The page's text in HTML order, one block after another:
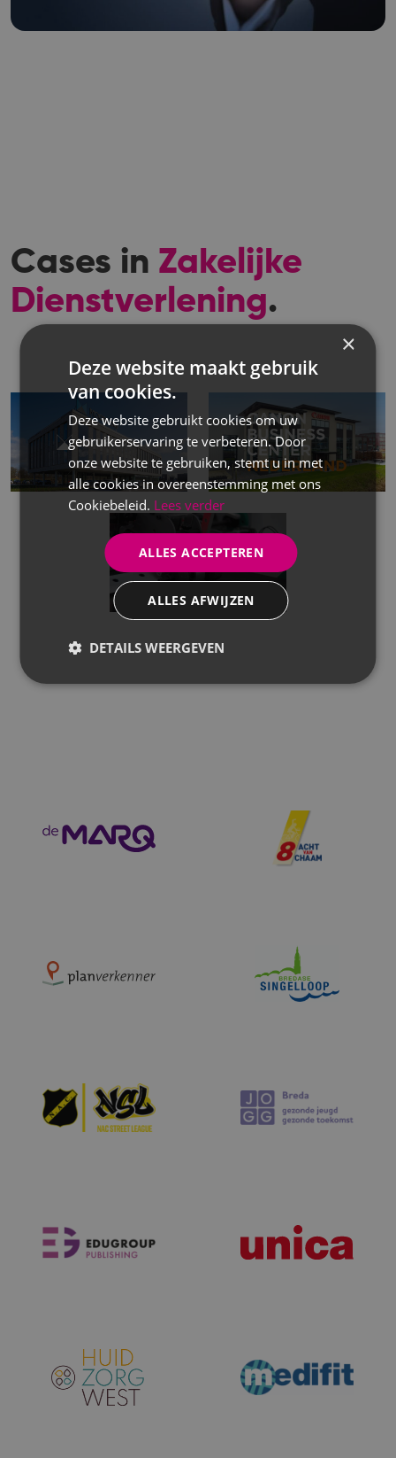
Cases in Zakelijke
Dienstverlening.
×
Deze website maakt gebruik
van cookies.
Deze website gebruikt cookies om uw
gebruikerservaring te verbeteren. Door
onze website te gebruiken, stemt u in met
alle cookies in overeenstemming met ons
Cookiebeleid. Lees verder
ALLES ACCEPTEREN
ALLES AFWIJZEN
DETAILS WEERGEVEN